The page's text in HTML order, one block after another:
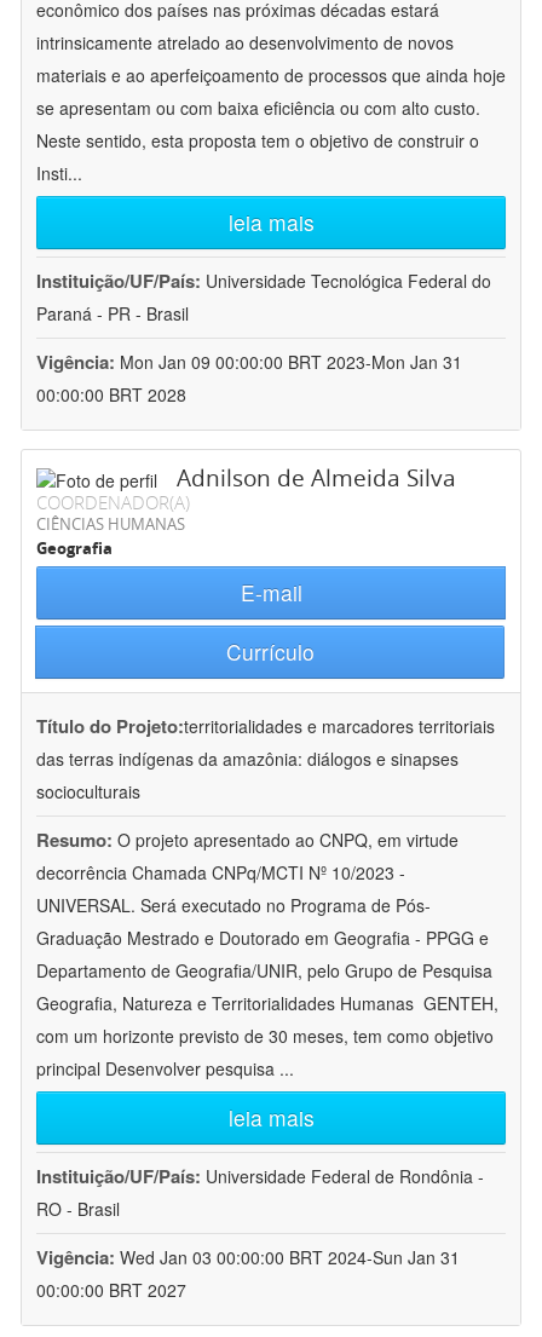
econômico dos países nas próximas décadas estará
intrinsicamente atrelado ao desenvolvimento de novos
materiais e ao aperfeiçoamento de processos que ainda hoje
se apresentam ou com baixa eficiência ou com alto custo.
Neste sentido, esta proposta tem o objetivo de construir o
Insti...
leia mais
Instituição/UF/País: Universidade Tecnológica Federal do
Paraná - PR - Brasil
Vigência: Mon Jan 09 00:00:00 BRT 2023-Mon Jan 31
00:00:00 BRT 2028
Adnilson de Almeida Silva
COORDENADOR(A)
CIÊNCIAS HUMANAS
Geografia
E-mail
Currículo
Título do Projeto:territorialidades e marcadores territoriais
das terras indígenas da amazônia: diálogos e sinapses
socioculturais
Resumo: O projeto apresentado ao CNPQ, em virtude
decorrência Chamada CNPq/MCTI Nº 10/2023 -
UNIVERSAL. Será executado no Programa de Pós-
Graduação Mestrado e Doutorado em Geografia - PPGG e
Departamento de Geografia/UNIR, pelo Grupo de Pesquisa
Geografia, Natureza e Territorialidades Humanas  GENTEH,
com um horizonte previsto de 30 meses, tem como objetivo
principal Desenvolver pesquisa ...
leia mais
Instituição/UF/País: Universidade Federal de Rondônia -
RO - Brasil
Vigência: Wed Jan 03 00:00:00 BRT 2024-Sun Jan 31
00:00:00 BRT 2027